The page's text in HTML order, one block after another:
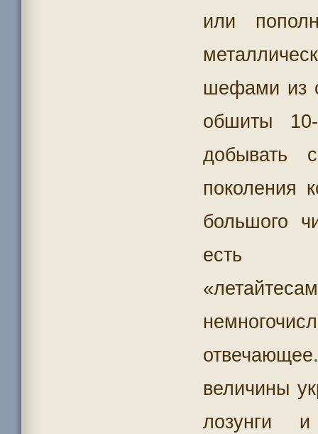
или
шефами из
обшиты
добывать
поколения
большого
величины
лозунги